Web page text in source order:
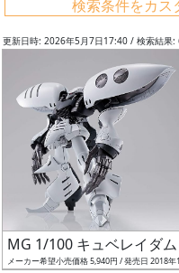
検索条件をカス
フ
リ
更新日時: 2026年5月7日17:40 / 検索結果:
MG 1/100 キュベレイダム
メーカー希望小売価格 5,940円 / 発売日 2018年